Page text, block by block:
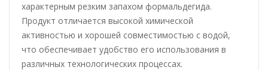
характерным резким запахом формальдегида.
Продукт отличается высокой химической
активностью и хорошей совместимостью с водой,
что обеспечивает удобство его использования в
различных технологических процессах.